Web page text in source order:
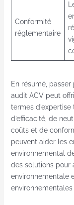
Conformité
réglementaire
En résumé,
audit ACV peut
termes
d’efficacité, de
coûts et de
peuvent aider les
environnemental
des solutions pour
environnementale
environnementales